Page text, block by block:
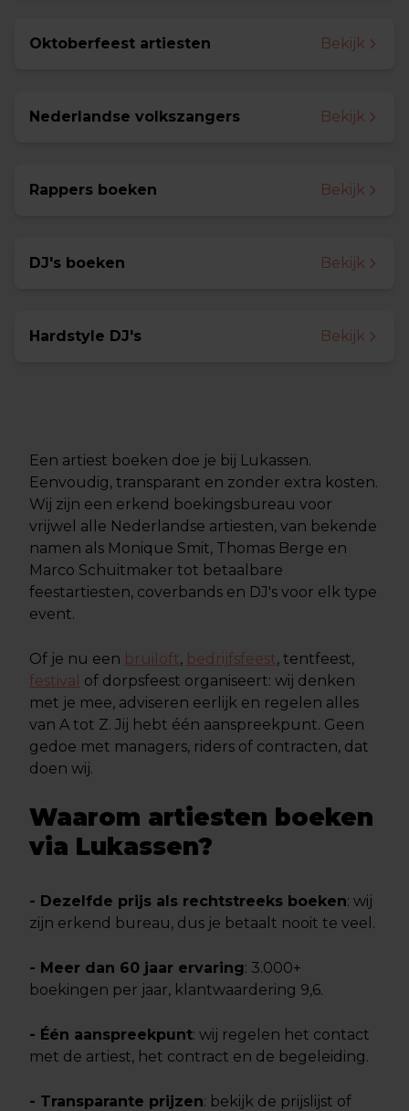
Oktoberfeest artiesten Bekijk
Nederlandse volkszangers Bekijk
Rappers boeken Bekijk
DJ's boeken Bekijk
Hardstyle DJ's Bekijk
Een artiest boeken doe je bij Lukassen.
Eenvoudig, transparant en zonder extra kosten.
Wij zijn een erkend boekingsbureau voor
vrijwel alle Nederlandse artiesten, van bekende
namen als Monique Smit, Thomas Berge en
Marco Schuitmaker tot betaalbare
feestartiesten, coverbands en DJ's voor elk type
event.
Of je nu een bruiloft, bedrijfsfeest, tentfeest,
festival of dorpsfeest organiseert: wij denken
met je mee, adviseren eerlijk en regelen alles
van A tot Z. Jij hebt één aanspreekpunt. Geen
gedoe met managers, riders of contracten, dat
doen wij.
Waarom artiesten boeken
via Lukassen?
- Dezelfde prijs als rechtstreeks boeken: wij
zijn erkend bureau, dus je betaalt nooit te veel.
- Meer dan 60 jaar ervaring: 3.000+
boekingen per jaar, klantwaardering 9,6.
- Één aanspreekpunt: wij regelen het contact
met de artiest, het contract en de begeleiding.
- Transparante prijzen: bekijk de prijslijst of